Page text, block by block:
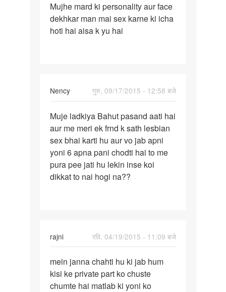
Mujhe
mard
ki
Mujhe mard ki personality aur face
dekhkar man mai sex karne ki icha
hoti hai aisa k yu hai
Nency
गुरु, 09/17/2015 - 12:58 बजे
Muje
ladkiya
Bahut
pasand
Muje ladkiya Bahut pasand aati hai
aur me meri ek frnd k sath lesbian
sex bhai karti hu aur vo jab apni
yoni 6 apna pani chodti hai to me
pura pee jati hu lekin inse koi
dikkat to nai hogi na??
rajni
रवि, 04/19/2015 - 11:09 बजे
mein
janna
chahti
mein janna chahti hu ki jab hum
kisi ke private part ko chuste
chumte hai matlab ki yoni ko